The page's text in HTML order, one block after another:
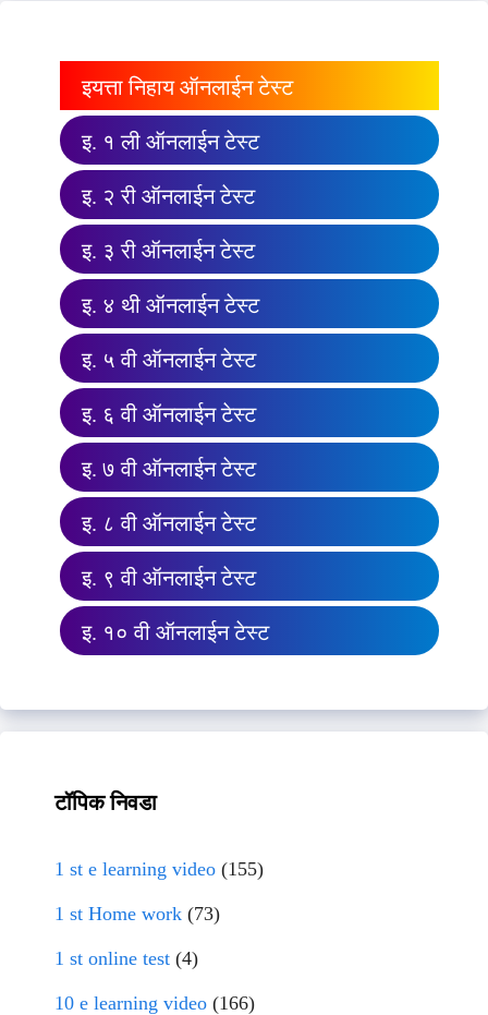
इयत्ता निहाय ऑनलाईन टेस्ट
इ. १ ली ऑनलाईन टेस्ट
इ. २ री ऑनलाईन टेस्ट
इ. ३ री ऑनलाईन टेस्ट
इ. ४ थी ऑनलाईन टेस्ट
इ. ५ वी ऑनलाईन टेस्ट
इ. ६ वी ऑनलाईन टेस्ट
इ. ७ वी ऑनलाईन टेस्ट
इ. ८ वी ऑनलाईन टेस्ट
इ. ९ वी ऑनलाईन टेस्ट
इ. १० वी ऑनलाईन टेस्ट
टॉपिक निवडा
1 st e learning video (155)
1 st Home work (73)
1 st online test (4)
10 e learning video (166)